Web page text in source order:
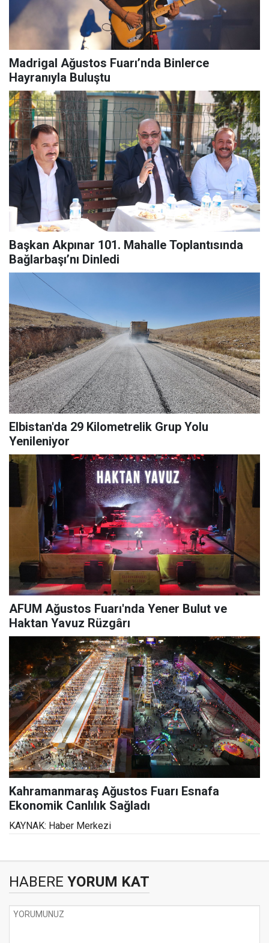
Madrigal Ağustos Fuarı’nda Binlerce
Hayranıyla Buluştu
Başkan Akpınar 101. Mahalle Toplantısında
Bağlarbaşı’nı Dinledi
Elbistan'da 29 Kilometrelik Grup Yolu
Yenileniyor
AFUM Ağustos Fuarı'nda Yener Bulut ve
Haktan Yavuz Rüzgârı
Kahramanmaraş Ağustos Fuarı Esnafa
Ekonomik Canlılık Sağladı
KAYNAK: Haber Merkezi
HABERE YORUM KAT